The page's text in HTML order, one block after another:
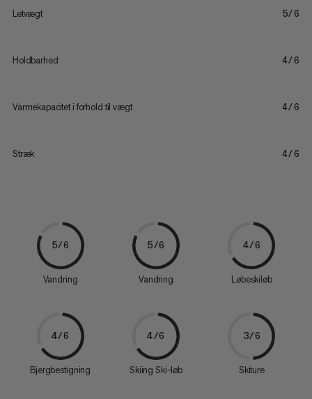
Letvægt 5/6
Holdbarhed 4/6
Varmekapacitet i forhold til vægt 4/6
Stræk 4/6
5/6
Vandring
5/6
Vandring
4/6
Løbeskiløb
4/6
Bjergbestigning
4/6
Skiing Ski-løb
3/6
Skiture